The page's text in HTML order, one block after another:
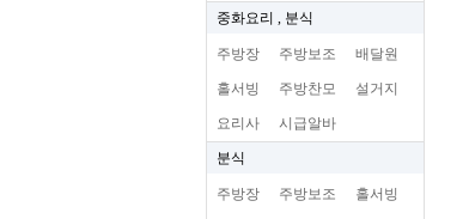
중화요리 , 분식
주방장 주방보조 배달원
홀서빙 주방찬모 설거지
요리사 시급알바
분식
주방장 주방보조 홀서빙